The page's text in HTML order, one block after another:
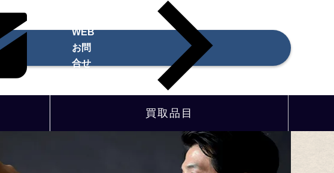
WEB
お問
合せ
買取品目